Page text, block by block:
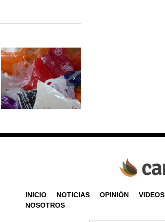
¿Cuáles fueron las
reacciones en el
mundo ante el retiro
de EE.UU. del
Acuerdo de París?
INICIO NOTICIAS OPINIÓN VIDEOS
NOSOTROS